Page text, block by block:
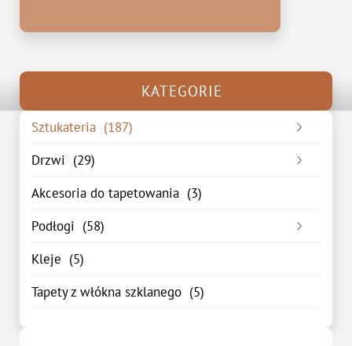
KATEGORIE
Sztukateria (187)
Listwa przypodłogowa
Listwa ścienna (44)
Drzwi (29)
Drzwi wewnętrzne (15)
Akcesoria do tapetowania (3)
Podłogi (58)
Podkłady pod panele podłogowe
Panele winylowe (0)
Kleje (5)
Tapety z włókna szklanego (5)